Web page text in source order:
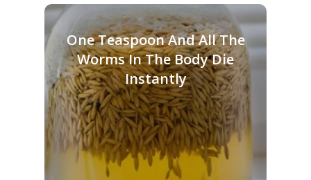
One Teaspoon And All The
Worms In The Body Die
Instantly